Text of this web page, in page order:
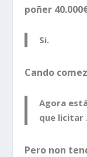
poñer
Si.
Cando
Agora
que licitar .
Pero non